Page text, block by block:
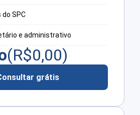
SPC
e administrativo
(R$0,00)
grátis